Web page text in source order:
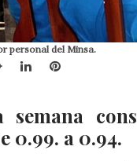
personal del Minsa.
Google+LinkedInPinterest
semana
0.99. a 0.94.